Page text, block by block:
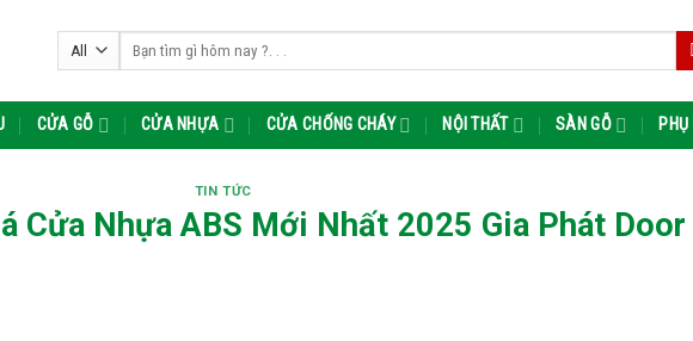
kiếm:
CỬA GỖ CỬA NHỰA CỬA CHỐNG CHÁY NỘI THẤT SÀN GỖ
TIN TỨC
Cửa Nhựa ABS Mới Nhất 2025 Gia Phát Door